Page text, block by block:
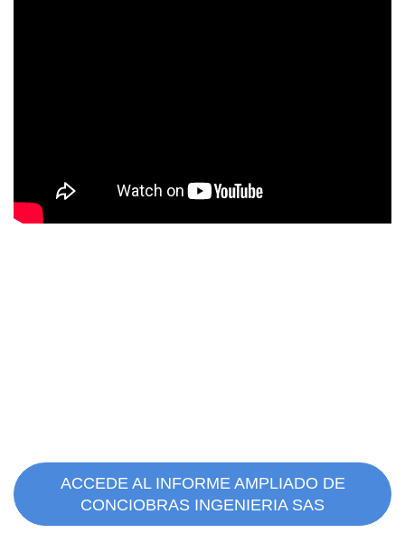
ACCEDE AL INFORME AMPLIADO DE
CONCIOBRAS INGENIERIA SAS